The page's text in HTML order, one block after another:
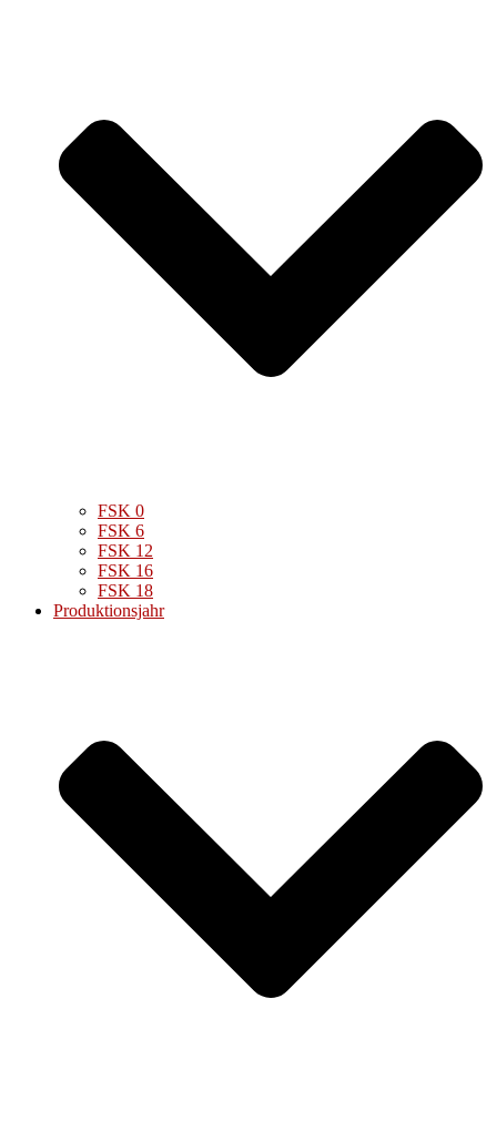
FSK 0
FSK 6
FSK 12
FSK 16
FSK 18
Produktionsjahr